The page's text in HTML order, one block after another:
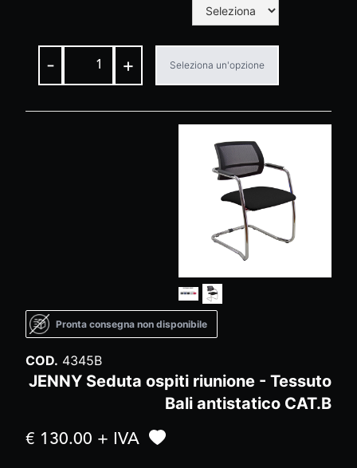
- + Seleziona un'opzione
Pronta consegna non disponibile
COD. 4345B
JENNY Seduta ospiti riunione - Tessuto
Bali antistatico CAT.B
€ 130.00 + IVA